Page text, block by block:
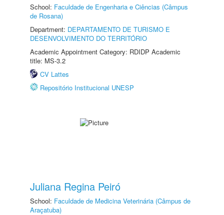
School: Faculdade de Engenharia e Ciências (Câmpus
de Rosana)
Department: DEPARTAMENTO DE TURISMO E
DESENVOLVIMENTO DO TERRITÓRIO
Academic Appointment Category: RDIDP Academic
title: MS-3.2
CV Lattes
Repositório Institucional UNESP
Juliana Regina Peiró
School: Faculdade de Medicina Veterinária (Câmpus de
Araçatuba)